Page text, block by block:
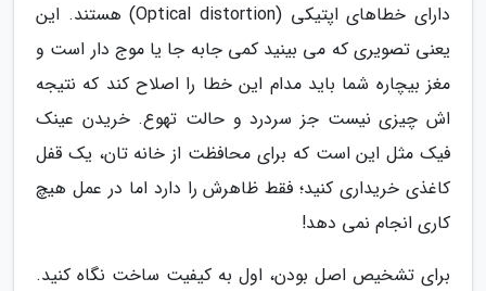
دارای خطاهای اپتیکی (Optical distortion) هستند. این
یعنی تصویری که می بینید کمی جابه جا یا موج دار است و
مغز بیچاره شما باید مدام این خطا را اصلاح کند که نتیجه
اش چیزی نیست جز سردرد و حالت تهوع. خریدن عینک
فیک مثل این است که برای محافظت از خانه تان، یک قفل
کاغذی خریداری کنید؛ فقط ظاهرش را دارد اما در عمل هیچ
کاری انجام نمی دهد!
برای تشخیص اصل بودن، اول به کیفیت ساخت نگاه کنید.